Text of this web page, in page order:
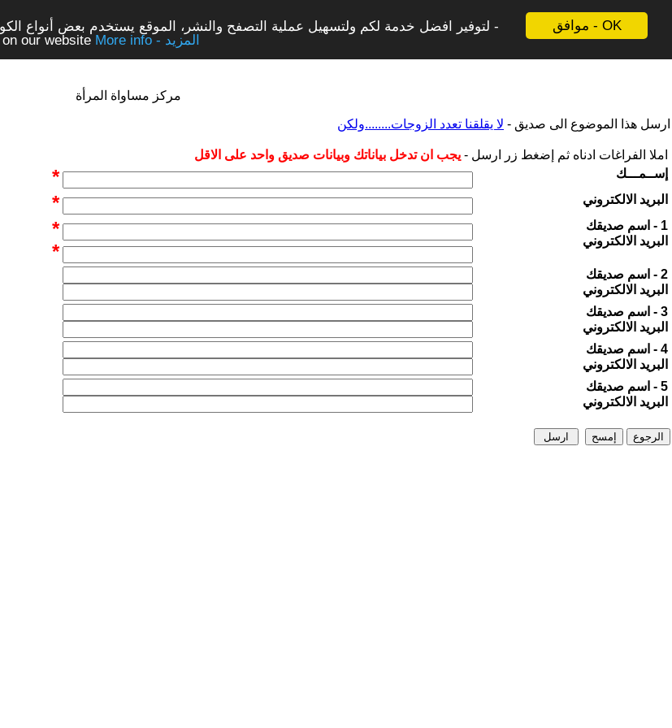
موافق - OK
لتوفير افضل خدمة لكم ولتسهيل عملية التصفح والنشر، الموقع يستخدم بعض أنواع
our website
More info - المزيد
مركز مساواة المرأة
ارسل هذا الموضوع الى صديق - لا يقلقنا تعدد الزوجات........ولكن
املا الفراغات ادناه ثم إضغط زر ارسل - يجب ان تدخل بياناتك وبيانات صديق واحد على الاقل
* إســمـــك
* البريد الالكتروني
*
*
1 - اسم صديقك
البريد الالكتروني
2 - اسم صديقك
البريد الالكتروني
3 - اسم صديقك
البريد الالكتروني
4 - اسم صديقك
البريد الالكتروني
5 - اسم صديقك
البريد الالكتروني